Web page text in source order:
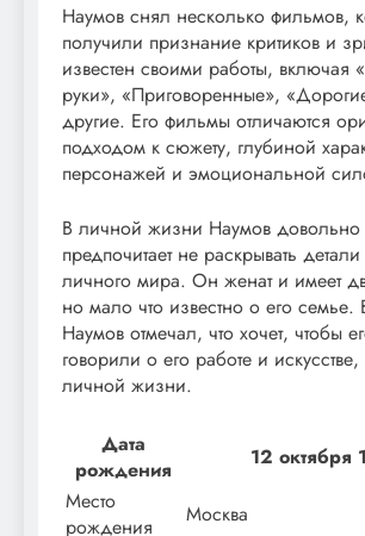
Наумов снял несколько фильмов,
получили признание критиков и
известен своими работы, включая
руки», «Приговоренные»,
другие. Его фильмы отличаются
подходом к сюжету, глубиной
персонажей и эмоциональной
В личной жизни Наумов довольно
предпочитает не раскрывать
личного мира. Он женат и имеет
но мало что известно о его семье.
Наумов отмечал, что хочет, чтобы
говорили о его работе и
личной жизни.
Дата
рождения
12 октября
Место
рождения
Москва